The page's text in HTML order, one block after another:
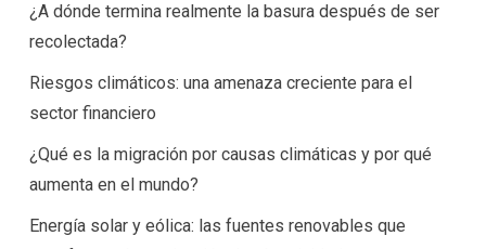
¿A dónde termina realmente la basura después de ser
recolectada?
Riesgos climáticos: una amenaza creciente para el
sector financiero
¿Qué es la migración por causas climáticas y por qué
aumenta en el mundo?
Energía solar y eólica: las fuentes renovables que